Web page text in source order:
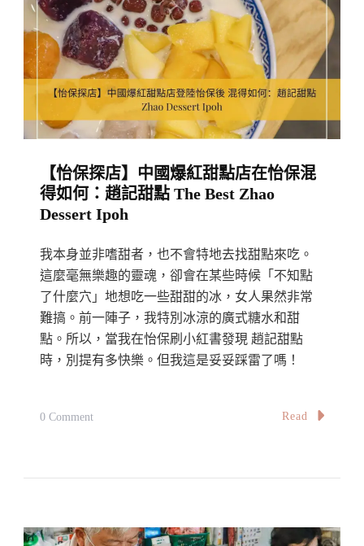
【怡保探店】中國爆紅甜點店在怡保混
得如何：趙記甜點 The Best Zhao
Dessert Ipoh
我本身並非嗜甜者，也不會特地去找甜點來吃。
這麼毫無樂趣的靈魂，卻會在某些時候「不知點
了什麼穴」地想吃一些甜甜的冰，女人果然非常
難搞。前一陣子，我特別冰涼的廣式糖水和甜
點。所以，當我在怡保刷小紅書發現 趙記甜點
時，別提有多快樂。但我這是妥妥踩雷了嗎！
0 CommentOn
中
Read